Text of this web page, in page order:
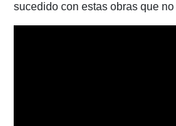
sucedido con estas obras que